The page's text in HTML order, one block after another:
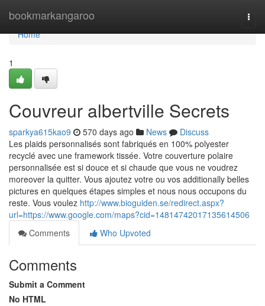
bookmarkangaroo
Home
Home
1
Couvreur albertville Secrets
sparkya615kao9 570 days ago News
Discuss
Les plaids personnalisés sont fabriqués en 100% polyester
recyclé avec une framework tissée. Votre couverture polaire
personnalisée est si douce et si chaude que vous ne voudrez
moreover la quitter. Vous ajoutez votre ou vos additionally belles
pictures en quelques étapes simples et nous nous occupons du
reste. Vous voulez http://www.bioguiden.se/redirect.aspx?
url=https://www.google.com/maps?cid=14814742017135614506
Comments
Who Upvoted
Comments
Submit a Comment
No HTML